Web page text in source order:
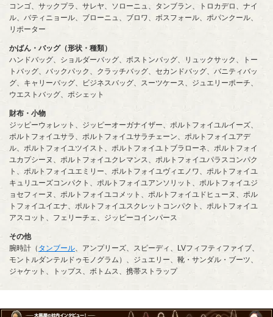
コンゴ、サックプラ、サレヤ、ソローニュ、タンブラン、トロカデロ、ナイ
ル、バティニョール、ブローニュ、ブロワ、ボスフォール、ポパンクール、
リポーター
かばん・バッグ（形状・種類）
ハンドバッグ、ショルダーバッグ、ボストンバッグ、リュックサック、トー
トバッグ、バックパック、クラッチバッグ、セカンドバッグ、バニティバッ
グ、キャリーバッグ、ビジネスバッグ、スーツケース、ジュエリーポーチ、
ウエストバッグ、ポシェット
財布・小物
ジッピーウォレット、ジッピーオーガナイザー、ポルトフォイユルイーズ、
ポルトフォイユサラ、ポルトフォイユサラチェーン、ポルトフォイユアデ
ル、ポルトフォイユツイスト、ポルトフォイユトブラローネ、ポルトフォイ
ユカプシーヌ、ポルトフォイユクレマンス、ポルトフォイユパラスコンパク
ト、ポルトフォイユエミリー、ポルトフォイユヴィエノワ、ポルトフォイユ
キュリユーズコンパクト、ポルトフォイユアンソリット、ポルトフォイユジ
ョセフィーヌ、ポルトフォイユコメット、ポルトフォイユドヒューヌ、ポル
トフォイユイエナ、ポルトフォイユスクレットコンパクト、ポルトフォイユ
アスコット、フェリーチェ、ジッピーコインパース
その他
腕時計（ タンブール 、アンプリーズ、スピーディ、LVフィフティファイブ、
モントルダンテルドゥモノグラム）、ジュエリー、靴・サンダル・ブーツ、
ジャケット、トップス、ボトムス、携帯ストラップ